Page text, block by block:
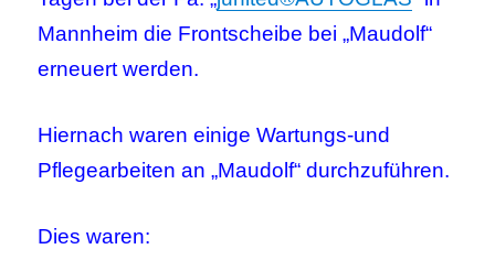
Mannheim die Frontscheibe bei „Maudolf“
erneuert werden.
Hiernach waren einige Wartungs-und
Pflegearbeiten an „Maudolf“ durchzuführen.
Dies waren: